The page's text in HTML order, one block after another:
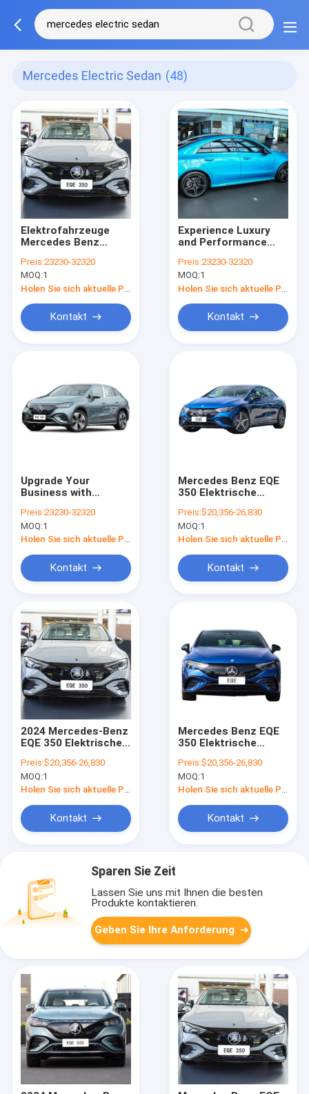
Mercedes Electric Sedan (48)
Elektrofahrzeuge
Mercedes Benz
4matic Elektroauto
Luxusfahrzeuge mit
neuer Energie
Preis:23230-32320
MOQ:1
Kontakt
Experience Luxury
and Performance
Sedan The Ideal
Choice in Search of
Vehicles
Preis:23230-32320
MOQ:1
Kontakt
Upgrade Your
Business with
Sedan The Perfect
Sedan
Preis:23230-32320
MOQ:1
Kontakt
Mercedes Benz EQE
350 Elektrische
Sitzplätze
Preis:$20,356-26,830
MOQ:1
Kontakt
2024 Mercedes-Benz
EQE 350 Elektrische
Linksgetrieben
Preis:$20,356-26,830
MOQ:1
Holen Sie sich aktuelle Preis
Kontakt
Mercedes Benz EQE
350 Elektrische
Elektrizität 180 km/h
Preis:$20,356-26,830
MOQ:1
Holen Sie sich aktuelle Preis
Kontakt
Sparen Sie Zeit
Lassen Sie uns mit Ihnen die besten
Produkte kontaktieren.
Geben Sie Ihre Anforderung